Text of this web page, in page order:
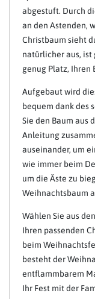
abgestuft. Durch
an den Astenden,
Christbaum sieht
natürlicher aus,
genug Platz, Ihren
Aufgebaut wird
bequem dank des
Sie den Baum aus
Anleitung
auseinander, um
wie immer beim
um die Äste zu
Weihnachtsbaum
Wählen Sie aus
Ihren passenden
beim
besteht der
entflammbarem
Ihr Fest mit der